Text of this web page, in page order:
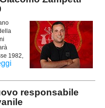
1982,
responsabile